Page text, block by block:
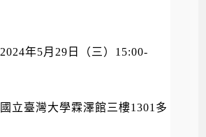
2024年5月 29 日（三 ） 15:00-
國立臺灣大學霖澤館三樓1301多